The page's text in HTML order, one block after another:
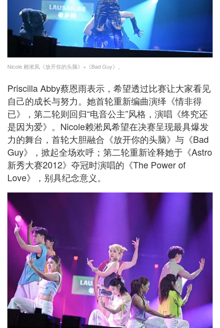
Nicole 赖淞凤《放开你的头脑》+《Bad Guy》。
Priscilla Abby蔡恩雨表示，希望透过比赛让大家看见
自己的成长与努力。她首轮重新编曲演绎《情非得
已》，第二轮则回归“电音公主”风格，演唱《终究还
是因为爱》。Nicole赖淞凤希望在决赛呈现最具爆发
力的舞台，首轮大胆融合《放开你的头脑》与《Bad
Guy》，掀起全场欢呼；第二轮重新诠释她于《Astro
新秀大赛2012》夺冠时演唱的《The Power of
Love》，别具纪念意义。